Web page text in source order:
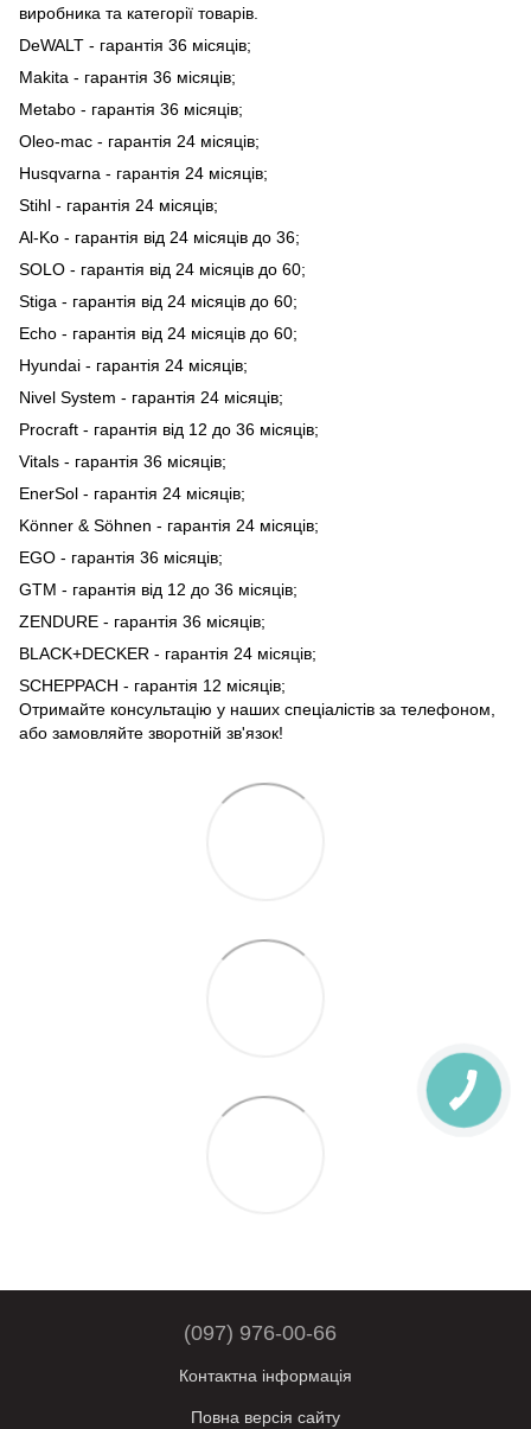
виробника та категорії товарів.
DeWALT - гарантія 36 місяців;
Makita - гарантія 36 місяців;
Metabo - гарантія 36 місяців;
Oleo-mac - гарантія 24 місяців;
Husqvarna - гарантія 24 місяців;
Stihl - гарантія 24 місяців;
Al-Ko - гарантія від 24 місяців до 36;
SOLO - гарантія від 24 місяців до 60;
Stiga - гарантія від 24 місяців до 60;
Echo - гарантія від 24 місяців до 60;
Hyundai - гарантія 24 місяців;
Nivel System - гарантія 24 місяців;
Procraft - гарантія від 12 до 36 місяців;
Vitals - гарантія 36 місяців;
EnerSol - гарантія 24 місяців;
Könner & Söhnen - гарантія 24 місяців;
EGO - гарантія 36 місяців;
GTM - гарантія від 12 до 36 місяців;
ZENDURE - гарантія 36 місяців;
BLACK+DECKER - гарантія 24 місяців;
SCHEPPACH - гарантія 12 місяців;
Отримайте консультацію у наших спеціалістів за телефоном,
або замовляйте зворотній зв'язок!
(097) 976-00-66
Контактна інформація
Повна версія сайту